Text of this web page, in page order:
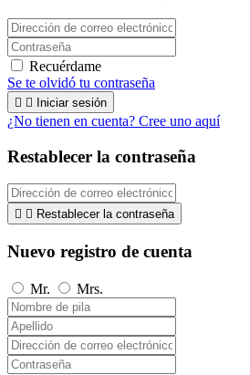
Recuérdame
Se te olvidó tu contraseña
  Iniciar sesión
¿No tienen en cuenta? Cree uno aquí
Restablecer la contraseña
  Restablecer la contraseña
Nuevo registro de cuenta
Mr. Mrs.